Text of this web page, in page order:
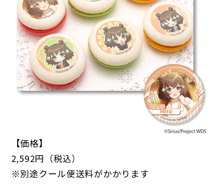
ANIME
SPECIAL
GAME
NEWS STORY
CHARACTER
【価格】
2,592円（税込）
※別途クール便送料がかかります